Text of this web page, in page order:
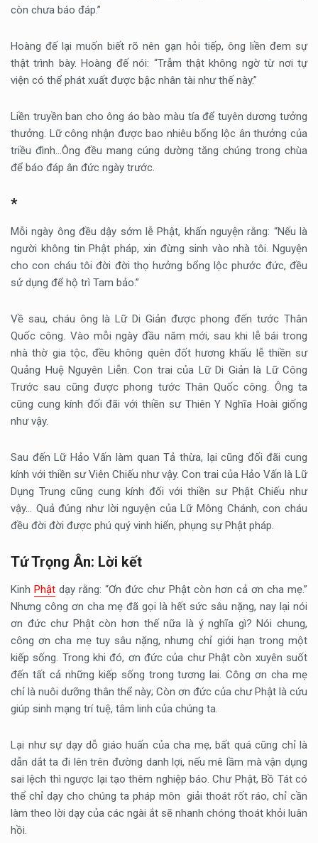
còn chưa báo đáp.”
Hoàng đế lại muốn biết rõ nên gạn hỏi tiếp, ông liền đem sự
thật trình bày. Hoàng đế nói: “Trẫm thật không ngờ từ nơi tự
viện có thể phát xuất được bậc nhân tài như thế này.”
Liền truyền ban cho ông áo bào màu tía để tuyên dương tưởng
thưởng. Lữ công nhận được bao nhiêu bổng lộc ân thưởng của
triều đình…Ông đều mang cúng dường tăng chúng trong chùa
để báo đáp ân đức ngày trước.
*
Mỗi ngày ông đều dậy sớm lễ Phật, khấn nguyện rằng: “Nếu là
người không tin Phật pháp, xin đừng sinh vào nhà tôi. Nguyện
cho con cháu tôi đời đời thọ hưởng bổng lộc phước đức, đều
sử dụng để hộ trì Tam bảo.”
Về sau, cháu ông là Lữ Di Giản được phong đến tước Thân
Quốc công. Vào mỗi ngày đầu năm mới, sau khi lễ bái trong
nhà thờ gia tộc, đều không quên đốt hương khấu lễ thiền sư
Quảng Huệ Nguyên Liễn. Con trai của Lữ Di Giản là Lữ Công
Trước sau cũng được phong tước Thân Quốc công. Ông ta
cũng cung kính đối đãi với thiền sư Thiên Y Nghĩa Hoài giống
như vậy.
Sau đến Lữ Hảo Vấn làm quan Tả thừa, lại cũng đối đãi cung
kính với thiền sư Viên Chiếu như vậy. Con trai của Hảo Vấn là Lữ
Dụng Trung cũng cung kính đối với thiền sư Phật Chiếu như
vậy… Quả đúng như lời nguyện của Lữ Mông Chánh, con cháu
đều đời đời được phú quý vinh hiển, phụng sự Phật pháp.
Tứ Trọng Ân: Lời kết
Kinh Phật dạy rằng: “Ơn đức chư Phật còn hơn cả ơn cha mẹ.”
Nhưng công ơn cha mẹ đã gọi là hết sức sâu nặng, nay lại nói
ơn đức chư Phật còn hơn thế nữa là ý nghĩa gì? Nói chung,
công ơn cha mẹ tuy sâu nặng, nhưng chỉ giới hạn trong một
kiếp sống. Trong khi đó, ơn đức của chư Phật còn xuyên suốt
đến tất cả những kiếp sống trong tương lai. Công ơn cha mẹ
chỉ là nuôi dưỡng thân thể này; Còn ơn đức của chư Phật là cứu
giúp sinh mạng trí tuệ, tâm linh của chúng ta.
Lại như sự dạy dỗ giáo huấn của cha mẹ, bất quá cũng chỉ là
dẫn dắt ta đi lên trên đường danh lợi, nếu mê lầm mà vận dụng
sai lệch thì ngược lại tạo thêm nghiệp báo. Chư Phật, Bồ Tát có
thể chỉ dạy cho chúng ta pháp môn giải thoát rốt ráo, chỉ cần
làm theo lời dạy của các ngài ắt sẽ nhanh chóng thoát khỏi luân
hồi.